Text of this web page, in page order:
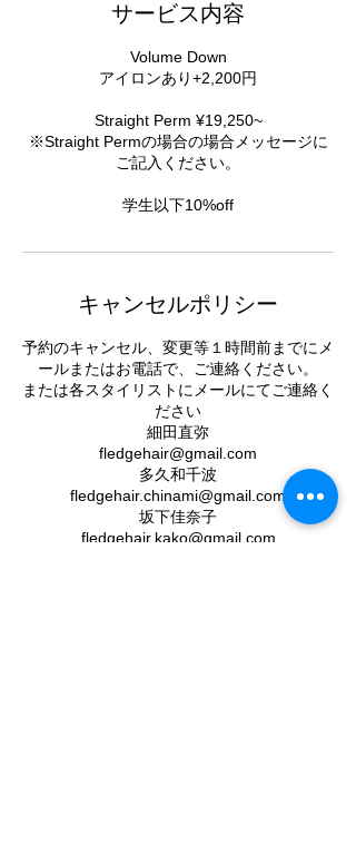
サービス内容
Volume Down
アイロンあり+2,200円
Straight Perm ¥19,250~
※Straight Permの場合の場合メッセージに
ご記入ください。
学生以下10%off
キャンセルポリシー
予約のキャンセル、変更等１時間前までにメ
ールまたはお電話で、ご連絡ください。
または各スタイリストにメールにてご連絡く
ださい
細田直弥
​fledgehair@gmail.com
多久和千波
fledgehair.chinami@gmail.com
坂下佳奈子
fledgehair.kako@gmail.com